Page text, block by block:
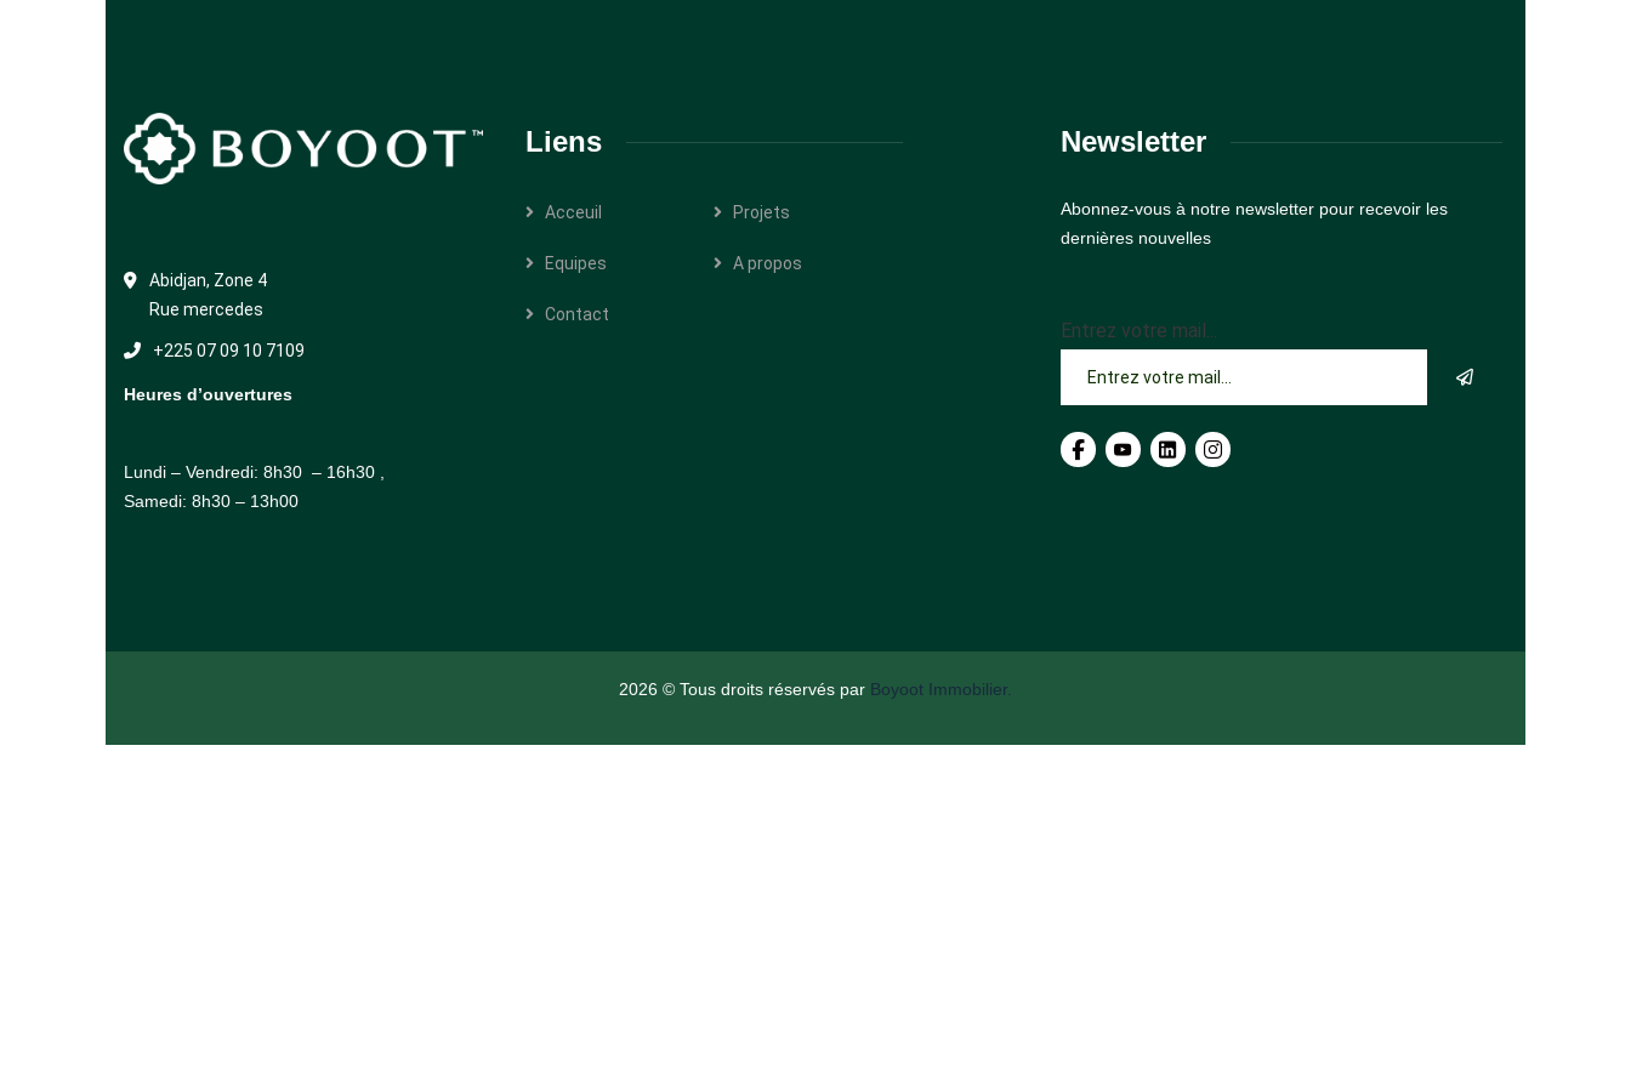
Abidjan, Zone 4
Rue mercedes
+225 07 09 10 7109
Heures d’ouvertures
Lundi – Vendredi: 8h30 – 16h30 ,
Samedi: 8h30 – 13h00
Liens
Acceuil Projets
Equipes A propos
Contact
Newsletter
Abonnez-vous à notre newsletter pour recevoir les
dernières nouvelles
Entrez votre mail...
2026 © Tous droits réservés par Boyoot Immobilier.